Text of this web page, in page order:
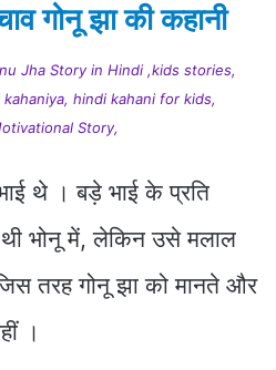
गोनू झा की कहानी
Jha Story in Hindi ,kids stories,
hindi kahani for kids,
Story,
थे । बड़े भाई के प्रति
थी भोनू में, लेकिन उसे मलाल
तरह गोनू झा को मानते और
।